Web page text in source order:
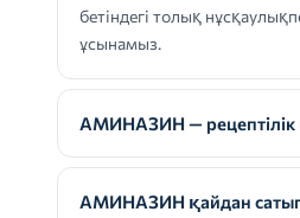
бетіндегі толық
ұсынамыз.
АМИНАЗИН — рецептілік
АМИНАЗИН қайдан сатып